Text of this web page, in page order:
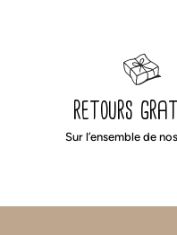
retours
Sur l’ensemble de